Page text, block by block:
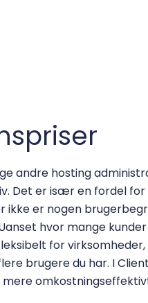
andre hosting
Det er især en fordel for
er nogen
hvor mange
for
brugere du har. I